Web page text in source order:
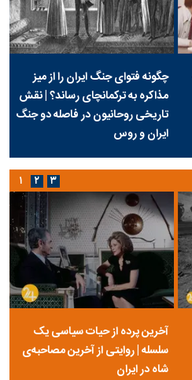
چگونه فتوای جنگ ایران را از میز
مذاکره به ترکمانچای رساند؟ | نقش
تاریخی روحانیون در فاصله دو جنگ
ایران و روس
آخرین پرده از حیات سیاسی یک
سلسله | روایتی از آخرین مصاحبه‌ی
شاه در ایران
۱ ۲ ۳